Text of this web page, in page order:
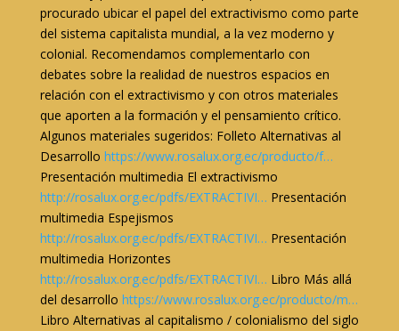
procurado ubicar el papel del extractivismo como parte
del sistema capitalista mundial, a la vez moderno y
colonial. Recomendamos complementarlo con
debates sobre la realidad de nuestros espacios en
relación con el extractivismo y con otros materiales
que aporten a la formación y el pensamiento crítico.
Algunos materiales sugeridos: Folleto Alternativas al
Desarrollo https://www.rosalux.org.ec/producto/f…
Presentación multimedia El extractivismo
http://rosalux.org.ec/pdfs/EXTRACTIVI… Presentación
multimedia Espejismos
http://rosalux.org.ec/pdfs/EXTRACTIVI… Presentación
multimedia Horizontes
http://rosalux.org.ec/pdfs/EXTRACTIVI… Libro Más allá
del desarrollo https://www.rosalux.org.ec/producto/m…
Libro Alternativas al capitalismo / colonialismo del siglo